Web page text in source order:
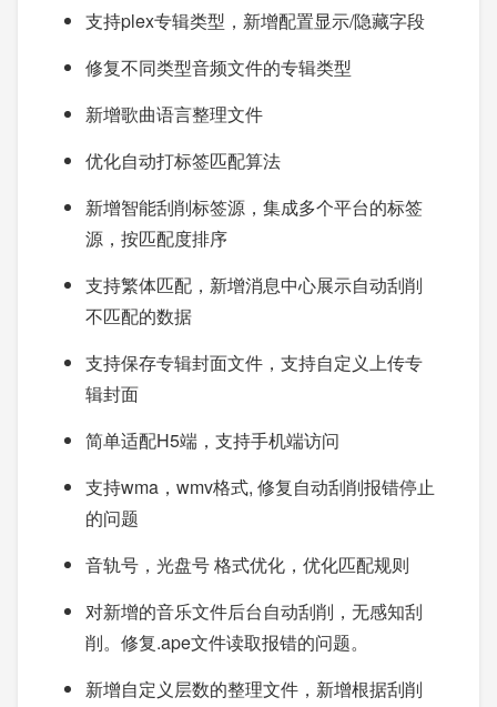
支持plex专辑类型，新增配置显示/隐藏字段
修复不同类型音频文件的专辑类型
新增歌曲语言整理文件
优化自动打标签匹配算法
新增智能刮削标签源，集成多个平台的标签
源，按匹配度排序
支持繁体匹配，新增消息中心展示自动刮削
不匹配的数据
支持保存专辑封面文件，支持自定义上传专
辑封面
简单适配H5端，支持手机端访问
支持wma，wmv格式, 修复自动刮削报错停止
的问题
音轨号，光盘号 格式优化，优化匹配规则
对新增的音乐文件后台自动刮削，无感知刮
削。修复.ape文件读取报错的问题。
新增自定义层数的整理文件，新增根据刮削